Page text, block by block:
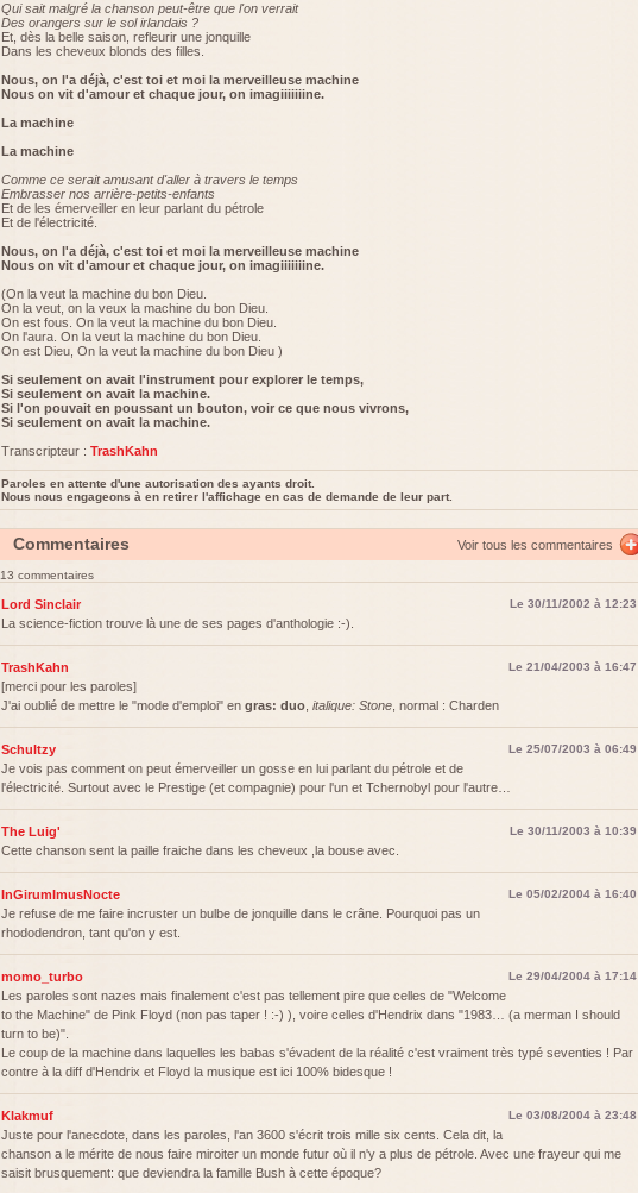
Qui sait malgré la chanson peut-être que l'on verrait
Des orangers sur le sol irlandais ?
Et, dès la belle saison, refleurir une jonquille
Dans les cheveux blonds des filles.
Nous, on l'a déjà, c'est toi et moi la merveilleuse machine
Nous on vit d'amour et chaque jour, on imagiiiiiiine.
La machine
La machine
Comme ce serait amusant d'aller à travers le temps
Embrasser nos arrière-petits-enfants
Et de les émerveiller en leur parlant du pétrole
Et de l'électricité.
Nous, on l'a déjà, c'est toi et moi la merveilleuse machine
Nous on vit d'amour et chaque jour, on imagiiiiiiine.
(On la veut la machine du bon Dieu.
On la veut, on la veux la machine du bon Dieu.
On est fous. On la veut la machine du bon Dieu.
On l'aura. On la veut la machine du bon Dieu.
On est Dieu, On la veut la machine du bon Dieu )
Si seulement on avait l'instrument pour explorer le temps,
Si seulement on avait la machine.
Si l'on pouvait en poussant un bouton, voir ce que nous vivrons,
Si seulement on avait la machine.
Transcripteur : TrashKahn
Paroles en attente d'une autorisation des ayants droit.
Nous nous engageons à en retirer l'affichage en cas de demande de leur part.
Commentaires Voir tous les commentaires
13 commentaires
Lord Sinclair Le 30/11/2002 à 12:23
La science-fiction trouve là une de ses pages d'anthologie :-).
TrashKahn Le 21/04/2003 à 16:47
[merci pour les paroles]
J'ai oublié de mettre le "mode d'emploi" en gras: duo italique: Stone , normal : Charden
Schultzy Le 25/07/2003 à 06:49
Je vois pas comment on peut émerveiller un gosse en lui parlant du pétrole et de
l'électricité. Surtout avec le Prestige (et compagnie) pour l'un et Tchernobyl pour l'autre…
The Luig' Le 30/11/2003 à 10:39
Cette chanson sent la paille fraiche dans les cheveux ,la bouse avec.
InGirumImusNocte Le 05/02/2004 à 16:40
Je refuse de me faire incruster un bulbe de jonquille dans le crâne. Pourquoi pas un
rhododendron, tant qu'on y est.
momo_turbo Le 29/04/2004 à 17:14
Les paroles sont nazes mais finalement c'est pas tellement pire que celles de "Welcome
to the Machine" de Pink Floyd (non pas taper ! :-) ), voire celles d'Hendrix dans "1983… (a merman I should
turn to be)".
Le coup de la machine dans laquelles les babas s'évadent de la réalité c'est vraiment très typé seventies ! Par
contre à la diff d'Hendrix et Floyd la musique est ici 100% bidesque !
Klakmuf Le 03/08/2004 à 23:48
Juste pour l'anecdote, dans les paroles, l'an 3600 s'écrit trois mille six cents. Cela dit, la
chanson a le mérite de nous faire miroiter un monde futur où il n'y a plus de pétrole. Avec une frayeur qui me
saisit brusquement: que deviendra la famille Bush à cette époque?